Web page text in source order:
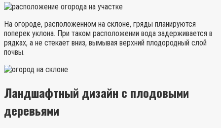
На огороде, расположенном на склоне, гряды планируются
поперек уклона. При таком расположении вода задерживается в
рядках, а не стекает вниз, вымывая верхний плодородный слой
почвы.
Ландшафтный дизайн с плодовыми
деревьями